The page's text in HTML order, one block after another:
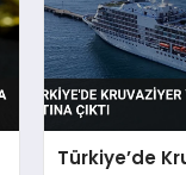
Türkiye’de